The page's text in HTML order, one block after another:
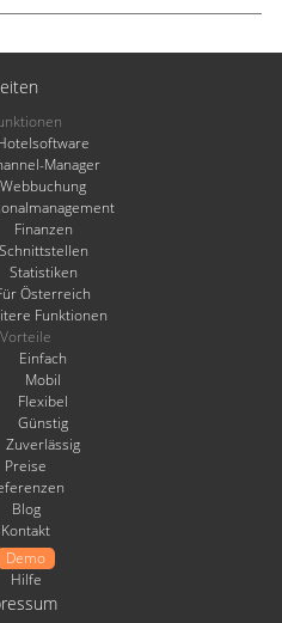
Manager
Webbuchung
Finanzen
Schnittstellen
Statistiken
Österreich
Funktionen
Vorteile
Einfach
Mobil
Flexibel
Günstig
Zuverlässig
Preise
Blog
Kontakt
Demo
Hilfe